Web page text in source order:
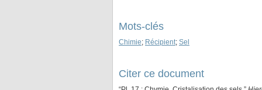
Mots-clés
Chimie; Récipient; Sel
Citer ce document